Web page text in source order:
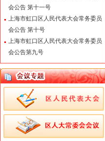
会公告 第十一号
上海市虹口区人民代表大会常务委员
会公告 第十号
上海市虹口区人民代表大会常务委员
会公告第九号